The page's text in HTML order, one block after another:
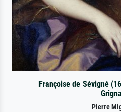
Françoise de Sévigné
Pierre